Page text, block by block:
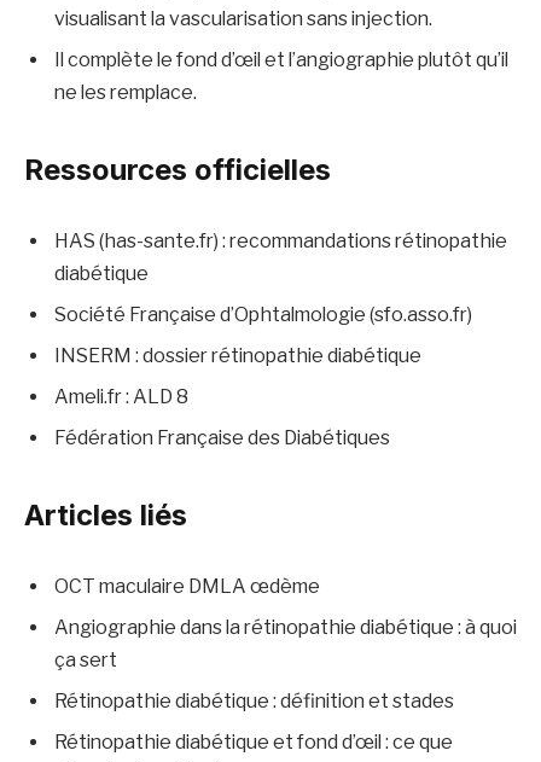
visualisant la vascularisation sans injection.
Il complète le fond d’œil et l’angiographie plutôt qu’il
ne les remplace.
Ressources officielles
HAS (has-sante.fr) : recommandations rétinopathie
diabétique
Société Française d’Ophtalmologie (sfo.asso.fr)
INSERM : dossier rétinopathie diabétique
Ameli.fr : ALD 8
Fédération Française des Diabétiques
Articles liés
OCT maculaire DMLA œdème
Angiographie dans la rétinopathie diabétique : à quoi
ça sert
Rétinopathie diabétique : définition et stades
Rétinopathie diabétique et fond d’œil : ce que